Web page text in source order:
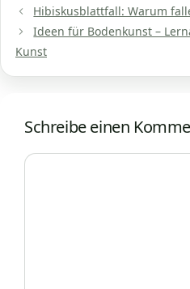
Hibiskusblattfall: Warum
Ideen für Bodenkunst –
Kunst
Schreibe einen
Kommentar